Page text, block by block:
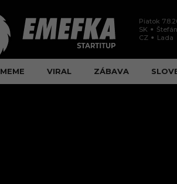
Piatok
SK
CZ
Lada
MEME VIRAL ZÁBAVA